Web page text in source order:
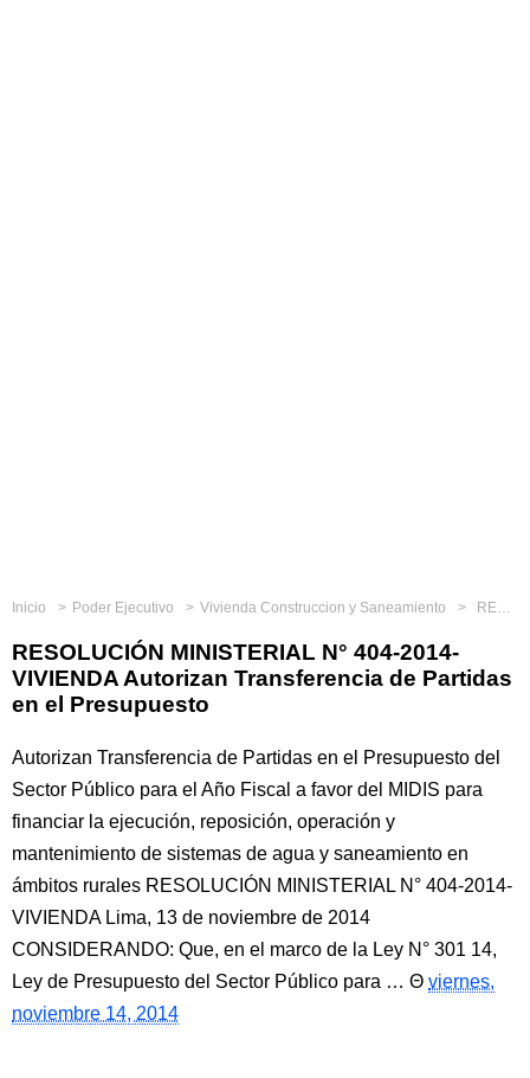
Inicio Poder Ejecutivo Vivienda Construccion y Saneamiento RESOLUCIÓN MINISTERIAL N° 404-2014-VIVIENDA Autorizan Transferencia de Partidas en el Presupuesto
RESOLUCIÓN MINISTERIAL N° 404-2014-
VIVIENDA Autorizan Transferencia de Partidas
en el Presupuesto
Autorizan Transferencia de Partidas en el Presupuesto del
Sector Público para el Año Fiscal a favor del MIDIS para
financiar la ejecución, reposición, operación y
mantenimiento de sistemas de agua y saneamiento en
ámbitos rurales RESOLUCIÓN MINISTERIAL N° 404-2014-
VIVIENDA Lima, 13 de noviembre de 2014
CONSIDERANDO: Que, en el marco de la Ley N° 301 14,
Ley de Presupuesto del Sector Público para …
viernes,
noviembre 14, 2014